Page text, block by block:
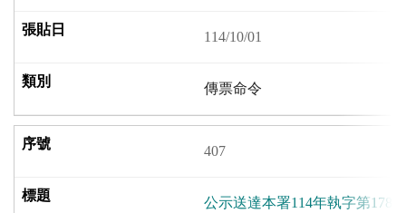
114/10/01
傳票命令
407
公示送達本署114年執字第